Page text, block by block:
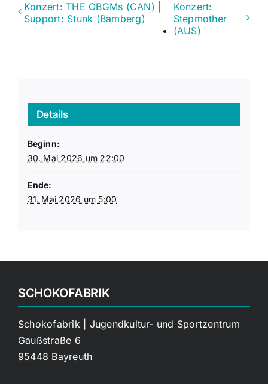
Konzert: THE OBGMs (CAN) |
Support: Stunk (Bamberg)
Konzert:
Stepmother
(AUS)
Details
Beginn:
30. Mai 2026 um 22:00
Ende:
31. Mai 2026 um 5:00
SCHOKOFABRIK
Schokofabrik | Jugendkultur- und Sportzentrum
Gaußstraße 6
95448 Bayreuth